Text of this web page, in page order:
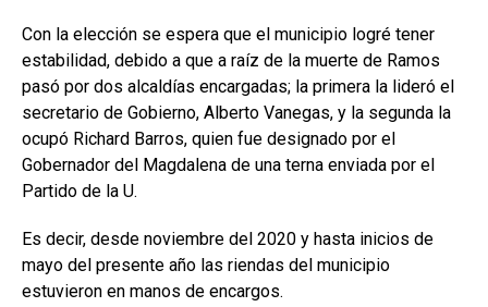
Con la elección se espera que el municipio logré tener
estabilidad, debido a que a raíz de la muerte de Ramos
pasó por dos alcaldías encargadas; la primera la lideró el
secretario de Gobierno, Alberto Vanegas, y la segunda la
ocupó Richard Barros, quien fue designado por el
Gobernador del Magdalena de una terna enviada por el
Partido de la U.
Es decir, desde noviembre del 2020 y hasta inicios de
mayo del presente año las riendas del municipio
estuvieron en manos de encargos.